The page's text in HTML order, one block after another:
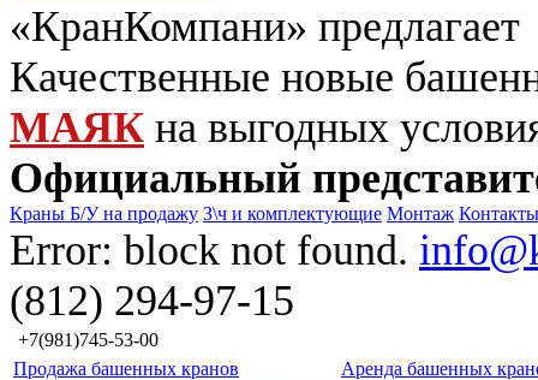
«КранКомпани» предлагает
Качественные новые
МАЯК на выгодных
Официальный
Краны Б/У на продажу З\ч и комплектующие Монтаж Контакты
Error: block not found.
(812) 294-97-15
+7(981)745-53-00
Продажа башенных кранов
Аренда башенных